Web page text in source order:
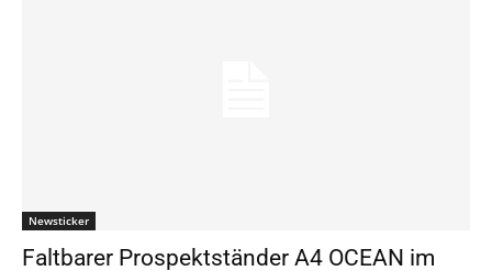
Newsticker
Faltbarer Prospektständer A4 OCEAN im